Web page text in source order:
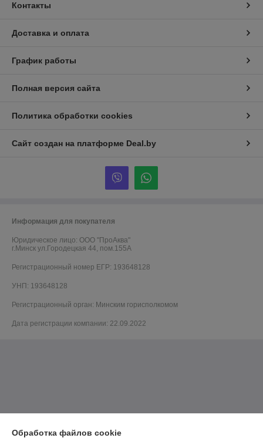
Контакты
Доставка и оплата
График работы
Полная версия сайта
Политика обработки cookies
Сайт создан на платформе Deal.by
Информация для покупателя
Юридическое лицо: ООО "ПроАква"
г.Минск ул.Городецкая 44, пом.155А
Регистрационный номер ЕГР: 193648128
УНП: 193648128
Регистрационный орган: Минским горисполкомом
Дата регистрации компании: 22.09.2022
Обработка файлов cookie